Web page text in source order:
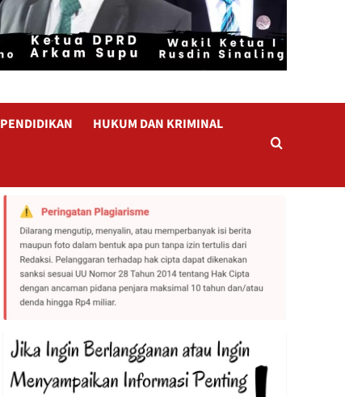
PENDIDIKAN HUKUM DAN KRIMINAL